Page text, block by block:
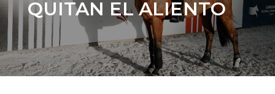
QUITAN EL ALIENTO